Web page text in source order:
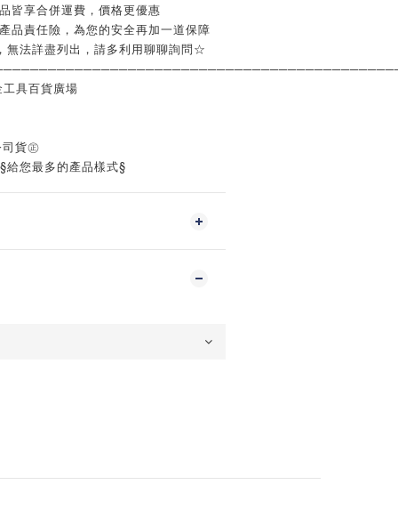
皆享合併運費，價格更優惠
品責任險，為您的安全再加一道保障
無法詳盡列出，請多利用聊聊詢問☆
具百貨廣場
貨㊣
給您最多的產品樣式§